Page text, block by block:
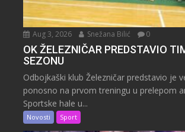
Aug 3, 2026 Snežana Bilić 0
OK ŽELEZNIČAR PREDSTAVIO
SEZONU
Odbojkaški klub Železničar predstavio je
ponosno na prvom treningu u prelepom
Sportske hale u...
Novosti Sport